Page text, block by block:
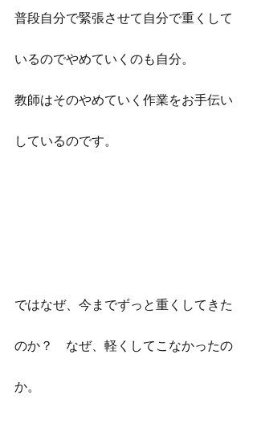
普段自分で緊張させて自分で重くして
いるのでやめていくのも自分。
教師はそのやめていく作業をお手伝い
しているのです。
ではなぜ、今までずっと重くしてきた
のか？　なぜ、軽くしてこなかったの
か。